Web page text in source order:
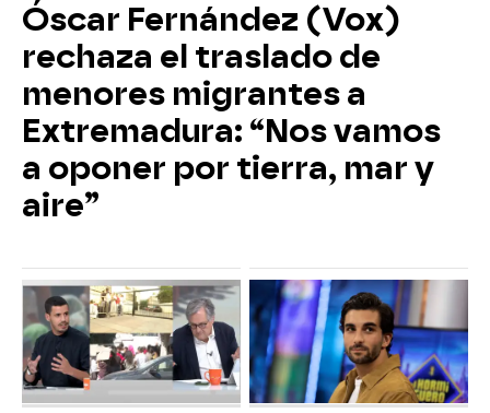
Óscar Fernández (Vox)
rechaza el traslado de
menores migrantes a
Extremadura: “Nos vamos
a oponer por tierra, mar y
aire”